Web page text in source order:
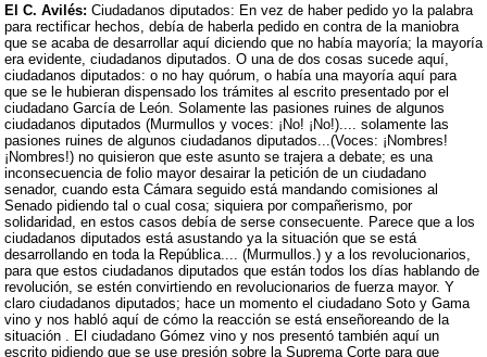
El C. Avilés: Ciudadanos diputados: En vez de haber pedido yo la palabra
para rectificar hechos, debía de haberla pedido en contra de la maniobra
que se acaba de desarrollar aquí diciendo que no había mayoría; la mayoría
era evidente, ciudadanos diputados. O una de dos cosas sucede aquí,
ciudadanos diputados: o no hay quórum, o había una mayoría aquí para
que se le hubieran dispensado los trámites al escrito presentado por el
ciudadano García de León. Solamente las pasiones ruines de algunos
ciudadanos diputados (Murmullos y voces: ¡No! ¡No!).... solamente las
pasiones ruines de algunos ciudadanos diputados...(Voces: ¡Nombres!
¡Nombres!) no quisieron que este asunto se trajera a debate; es una
inconsecuencia de folio mayor desairar la petición de un ciudadano
senador, cuando esta Cámara seguido está mandando comisiones al
Senado pidiendo tal o cual cosa; siquiera por compañerismo, por
solidaridad, en estos casos debía de serse consecuente. Parece que a los
ciudadanos diputados está asustando ya la situación que se está
desarrollando en toda la República.... (Murmullos.) y a los revolucionarios,
para que estos ciudadanos diputados que están todos los días hablando de
revolución, se estén convirtiendo en revolucionarios de fuerza mayor. Y
claro ciudadanos diputados; hace un momento el ciudadano Soto y Gama
vino y nos habló aquí de cómo la reacción se está enseñoreando de la
situación . El ciudadano Gómez vino y nos presentó también aquí un
escrito pidiendo que se use presión sobre la Suprema Corte para que